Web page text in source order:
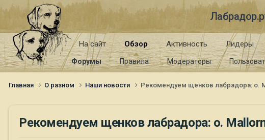
На сайт Обзор
Форумы Правила Модераторы
Активность Лидеры
Главная О разном Наши новости Рекомендуем щенков лабрадора: о.
Рекомендуем щенков лабрадора: о.